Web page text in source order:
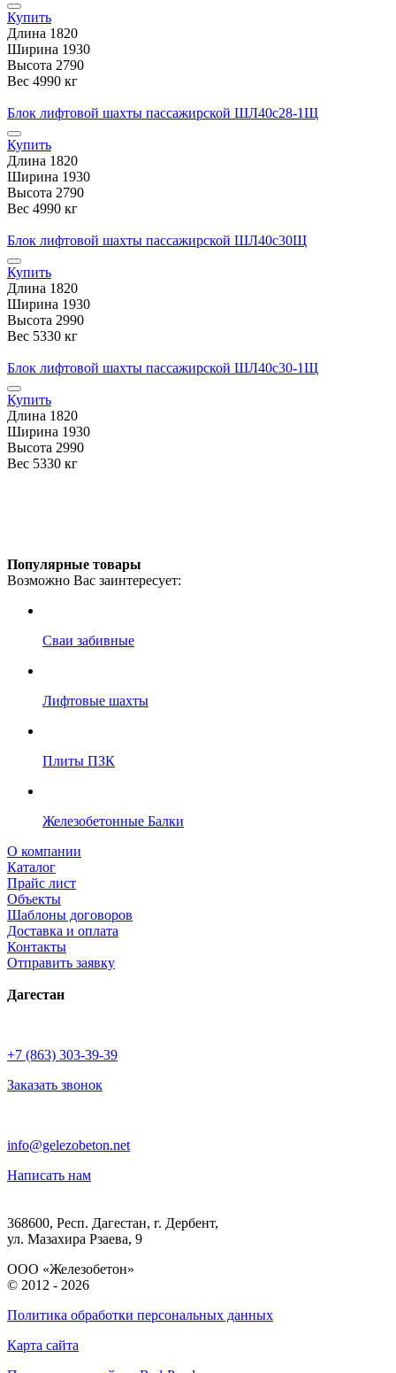
Купить
Длина 1820
Ширина 1930
Высота 2790
Вес 4990 кг
Блок лифтовой шахты пассажирской ШЛ40с28-1Щ
Купить
Длина 1820
Ширина 1930
Высота 2790
Вес 4990 кг
Блок лифтовой шахты пассажирской ШЛ40с30Щ
Купить
Длина 1820
Ширина 1930
Высота 2990
Вес 5330 кг
Блок лифтовой шахты пассажирской ШЛ40с30-1Щ
Купить
Длина 1820
Ширина 1930
Высота 2990
Вес 5330 кг
Популярные товары
Возможно Вас заинтересует:
Сваи забивные
Лифтовые шахты
Плиты ПЗК
Железобетонные Балки
О компании
Каталог
Прайс лист
Объекты
Шаблоны договоров
Доставка и оплата
Контакты
Отправить заявку
Дагестан
+7 (863) 303-39-39
Заказать звонок
info@gelezobeton.net
Написать нам
368600, Респ. Дагестан, г. Дербент,
ул. Мазахира Рзаева, 9
ООО «Железобетон»
© 2012 - 2026
Политика обработки персональных данных
Карта сайта